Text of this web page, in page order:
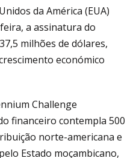
da América (EUA)
a assinatura do
milhões de dólares,
económico
Challenge
financeiro contempla 500
norte-americana e
Estado moçambicano,